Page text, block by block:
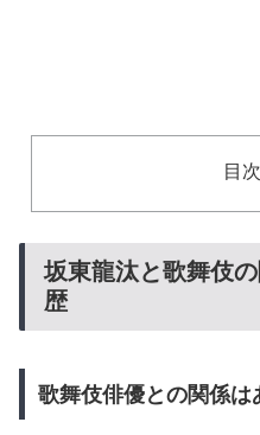
目次
坂東龍汰と歌舞伎
歴
歌舞伎俳優との関係は